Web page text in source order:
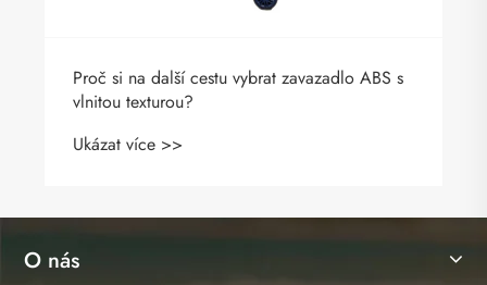
Proč si na další cestu vybrat zavazadlo ABS s
vlnitou texturou?
Ukázat více >>
O nás